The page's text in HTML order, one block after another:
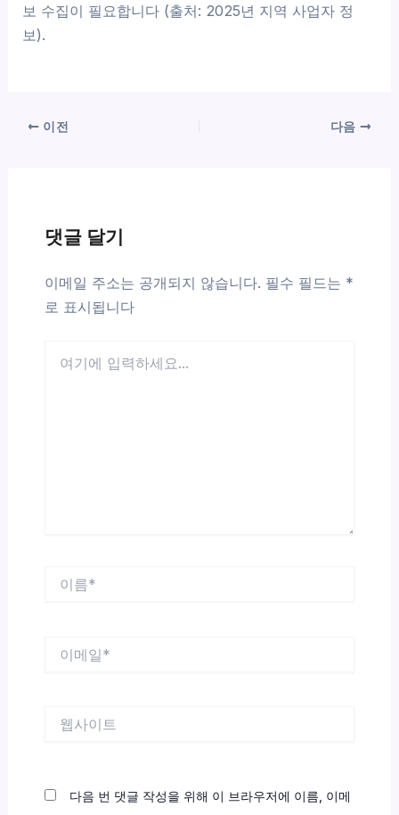
보 수집이 필요합니다 (출처: 2025년 지역 사업자 정
보).
이전 다음
댓글 달기
이메일 주소는 공개되지 않습니다. 필수 필드는 *
로 표시됩니다
다음 번 댓글 작성을 위해 이 브라우저에 이름, 이메